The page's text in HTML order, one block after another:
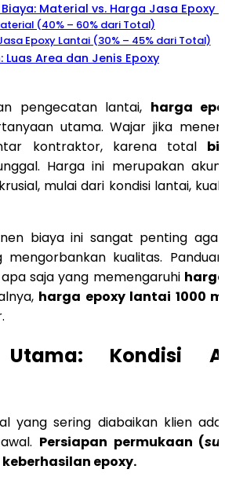
Material vs. Harga Jasa Epoxy
(40% – 60% dari Total)
Epoxy Lantai (30% – 45% dari Total)
Luas Area dan Jenis Epoxy
pengecatan lantai, harga
utama. Wajar jika
kontraktor, karena total
Harga ini merupakan
mulai dari kondisi lantai,
biaya ini sangat penting
kualitas.
saja yang memengaruhi
harga epoxy lantai 1000
Kondisi
yang sering diabaikan klien
Persiapan permukaan (
epoxy.